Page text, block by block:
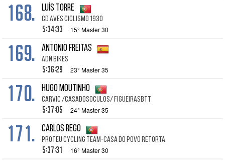
168. Luís Torre
Cd Aves Ciclismo 1930
5:34:33 15° Master 30
169. Antonio Freitas
Adn Bikes
5:36:29 23° Master 35
170. Hugo Moutinho
CARVIC /CASADOSOCULOS/ FIGUEIRASBTT
5:37:05 24° Master 35
171. Carlos Rego
Proteu Cycling Team-Casa do Povo Retorta
5:37:31 16° Master 30